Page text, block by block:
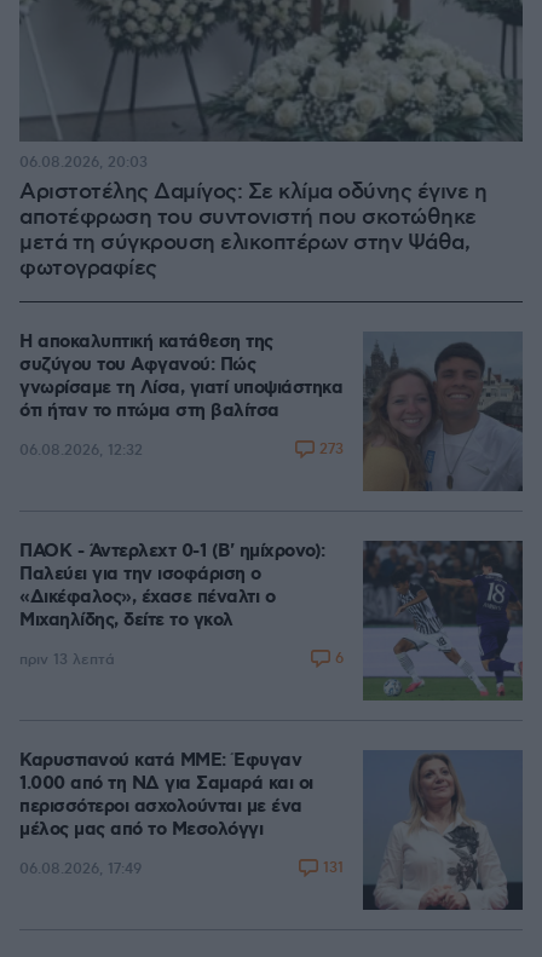
Αριστοτέλης Δαμίγος: Σε κλίμα οδύνης έγινε η
αποτέφρωση του συντονιστή που σκοτώθηκε
μετά τη σύγκρουση ελικοπτέρων στην Ψάθα,
φωτογραφίες
06.08.2026, 20:03
Η αποκαλυπτική κατάθεση της
συζύγου του Αφγανού: Πώς
γνωρίσαμε τη Λίσα, γιατί υποψιάστηκα
ότι ήταν το πτώμα στη βαλίτσα
06.08.2026, 12:32 273
ΠΑΟΚ - Άντερλεχτ 0-1 (Β' ημίχρονο):
Παλεύει για την ισοφάριση ο
«Δικέφαλος», έχασε πέναλτι ο
Μιχαηλίδης, δείτε το γκολ
πριν 13 λεπτά 6
Καρυστιανού κατά ΜΜΕ: Έφυγαν
1.000 από τη ΝΔ για Σαμαρά και οι
περισσότεροι ασχολούνται με ένα
μέλος μας από το Μεσολόγγι
06.08.2026, 17:49 131